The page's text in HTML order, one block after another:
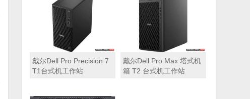
戴尔Dell Pro Precision 7
T1台式机工作站
戴尔Dell Pro Max 塔式机
箱 T2 台式机工作站